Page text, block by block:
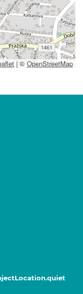
|© OpenStreetMap